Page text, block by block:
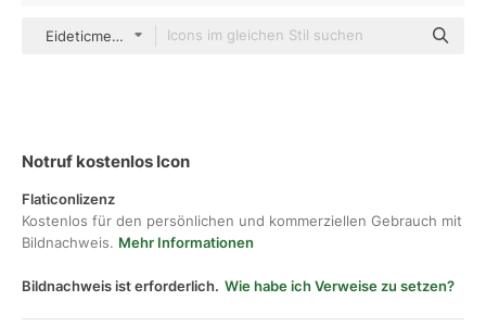
Eideticmemo Detailed Outline
Notruf kostenlos Icon
Flaticonlizenz
Kostenlos für den persönlichen und kommerziellen Gebrauch mit
Bildnachweis. Mehr Informationen
Bildnachweis ist erforderlich. Wie habe ich Verweise zu setzen?